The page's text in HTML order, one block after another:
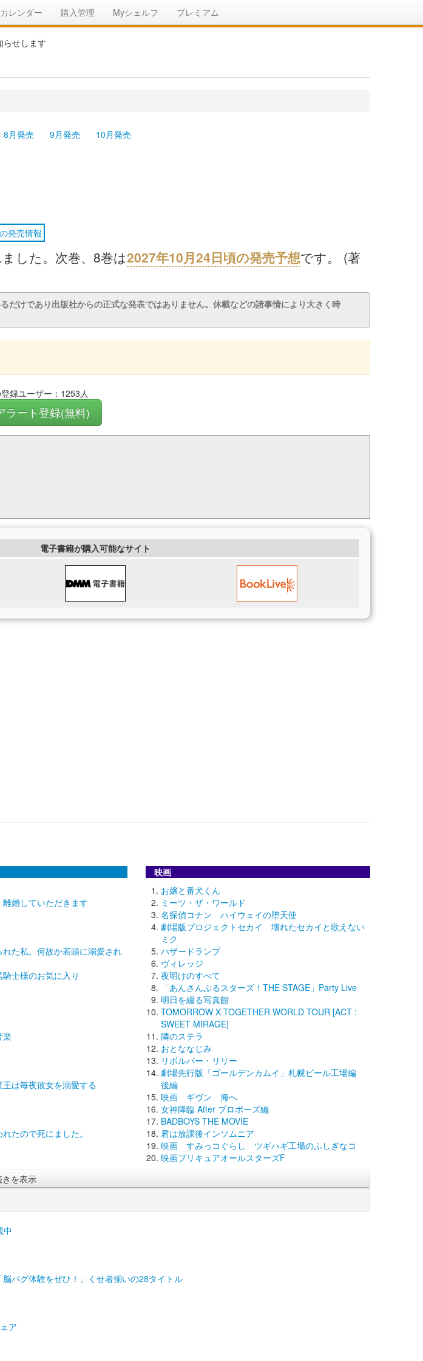
レンダー 購入管理 Myシェルフ プレミアム
らせします
8月発売 9月発売 10月発売
発売情報
した。次巻、8巻は2027年10月24日頃の発売予想です。 (著
けであり出版社からの正式な発表ではありません。休載などの諸事情により大きく時
録ユーザー：1253人
ラート登録(無料)
電子書籍が購入可能なサイト
婚していただきます
た私。何故か若頭に溺愛され
士様のお気に入り
楽
は毎夜彼女を溺愛する
たので死にました。
映画
お嬢と番犬くん
ミーツ・ザ・ワールド
名探偵コナン ハイウェイの堕天使
劇場版プロジェクトセカイ 壊れたセカイと歌えない
ミク
ハザードランプ
ヴィレッジ
夜明けのすべて
「あんさんぶるスターズ！THE STAGE」Party Live
明日を綴る写真館
TOMORROW X TOGETHER WORLD TOUR [ACT :
SWEET MIRAGE]
隣のステラ
おとななじみ
リボルバー・リリー
劇場先行版「ゴールデンカムイ」札幌ビール工場編
後編
映画 ギヴン 海へ
女神降臨 After プロポーズ編
BADBOYS THE MOVIE
君は放課後インソムニア
映画 すみっコぐらし ツギハギ工場のふしぎなコ
映画プリキュアオールスターズF
きを表示
中
バグ体験をぜひ！」くせ者揃いの28タイトル
ア